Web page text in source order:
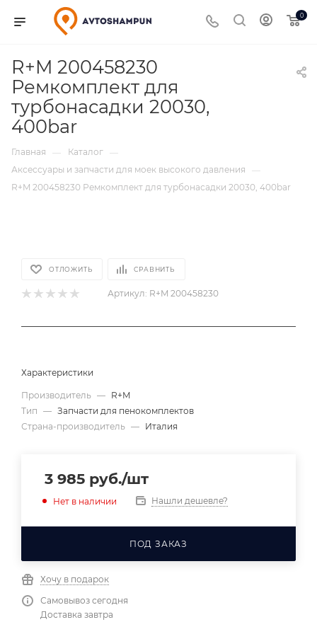
0
R+M 200458230
Ремкомплект для
турбонасадки 20030,
400bar
Главная — Каталог —
Аксессуары и запчасти для моек высокого давления
—
R+M 200458230 Ремкомплект для турбонасадки 20030, 400bar
ОТЛОЖИТЬ СРАВНИТЬ
Артикул: R+M 200458230
Характеристики
Производитель — R+M
Тип — Запчасти для пенокомплектов
Страна-производитель — Италия
3 985 руб./шт
Нет в наличии Нашли дешевле?
ПОД ЗАКАЗ
Хочу в подарок
Самовывоз сегодня
Доставка завтра